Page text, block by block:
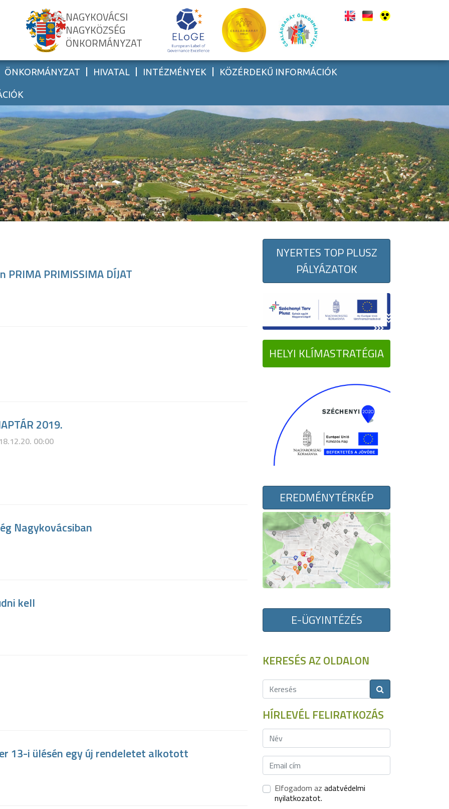
NAGYKOVÁCSI
NAGYKÖZSÉG
ÖNKORMÁNYZAT
ÖNKORMÁNYZAT HIVATAL INTÉZMÉNYEK KÖZÉRDEKŰ INFORMÁCIÓK
PRIMISSIMA DÍJAT
2019.
00:00
Nagykovácsiban
kell
13-i ülésén egy új rendeletet alkotott
NYERTES TOP PLUSZ
PÁLYÁZATOK
HELYI KLÍMASTRATÉGIA
EREDMÉNYTÉRKÉP
E-ÜGYINTÉZÉS
KERESÉS AZ OLDALON
HÍRLEVÉL FELIRATKOZÁS
Elfogadom az adatvédelmi
nyilatkozatot.